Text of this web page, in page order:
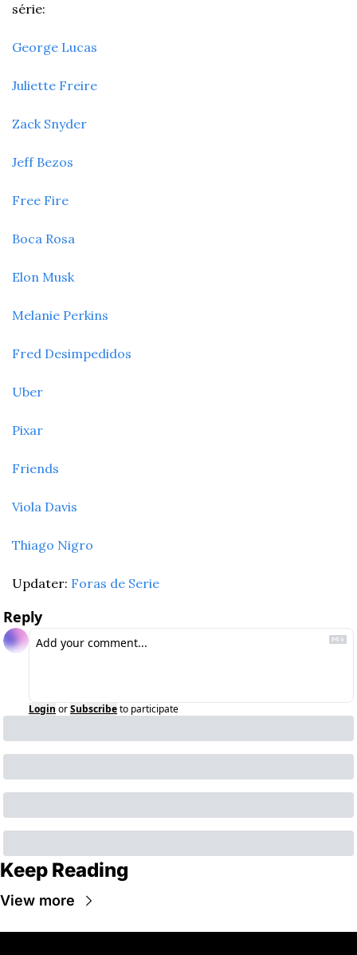
série:
George Lucas
Juliette Freire
Zack Snyder
Jeff Bezos
Free Fire
Boca Rosa
Elon Musk
Melanie Perkins
Fred Desimpedidos
Uber
Pixar
Friends
Viola Davis
Thiago Nigro
Updater: Foras de Serie
Reply
Login orSubscribeto participate
Keep Reading
View more